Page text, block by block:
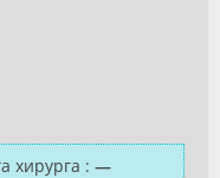
хирурга : —